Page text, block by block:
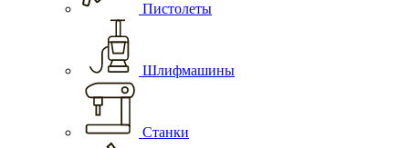
Пистолеты
Шлифмашины
Станки